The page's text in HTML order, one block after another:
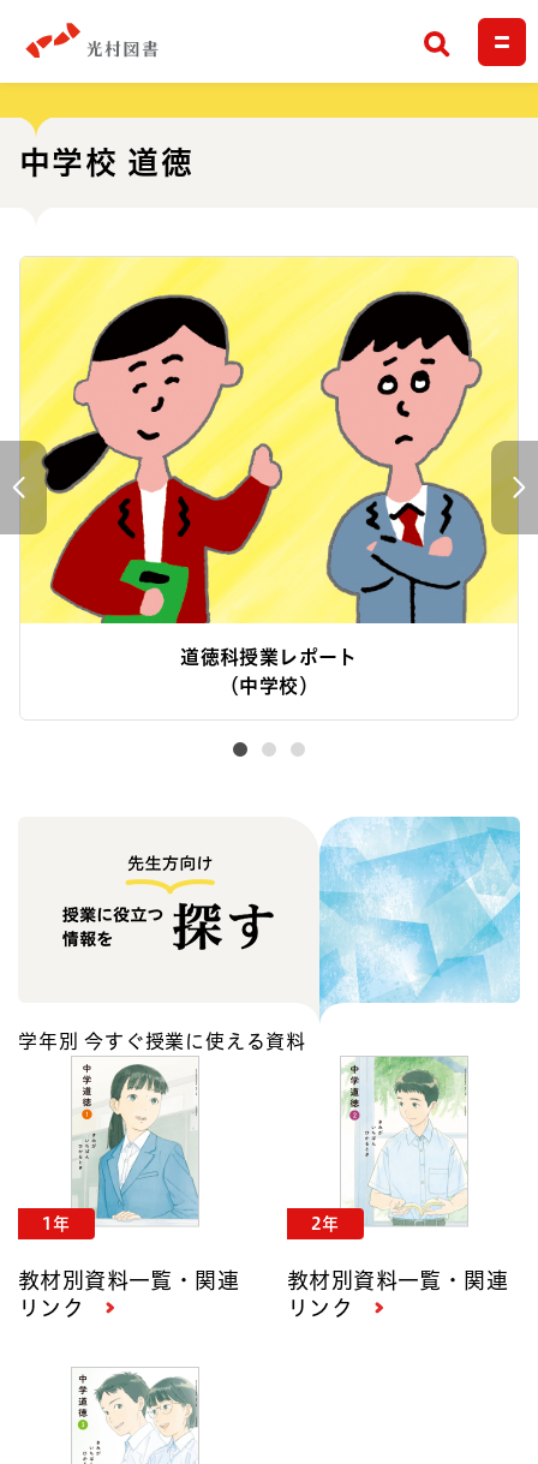
検索
中学校 道徳
前へ 次
道徳科授業レポート
（中学校）
学年別 今すぐ授業に使える資料
1年
教材別資料一覧・関連
リンク
2年
教材別資料一覧・関連
リンク